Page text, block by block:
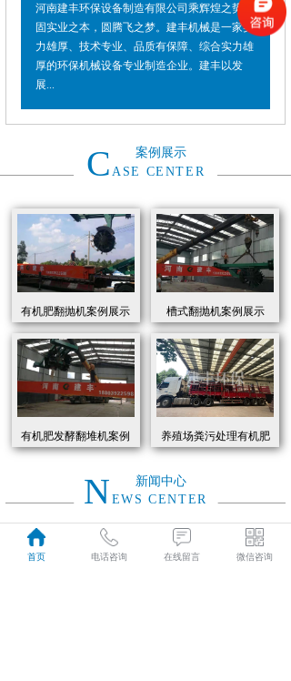
河南建丰环保设备制造有限公司乘辉煌之势，
固实业之本，圆腾飞之梦。建丰机械是一家实
力雄厚、技术专业、品质有保障、综合实力雄
厚的环保机械设备专业制造企业。建丰以发
展...
案例展示
C ASE CENTER
有机肥翻抛机案例展示 槽式翻抛机案例展示
有机肥发酵翻堆机案例
展示
养殖场粪污处理有机肥
发酵罐 履带式有机肥翻
新闻中心
N EWS CENTER
2026
首页 电话咨询 在线留言 微信咨询